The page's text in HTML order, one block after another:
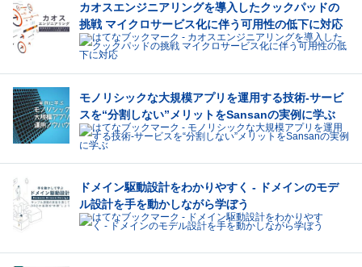
カオスエンジニアリングを導入したクックパッドの
挑戦 マイクロサービス化に伴う可用性の低下に対応
モノリシックな大規模アプリを運用する技術-サービ
スを“分割しない”メリットをSansanの実例に学ぶ
ドメイン駆動設計をわかりやすく - ドメインのモデ
ル設計を手を動かしながら学ぼう